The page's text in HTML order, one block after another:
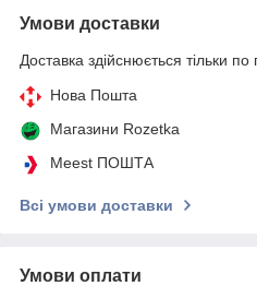
Умови доставки
Доставка здійснюється тільки по
Нова Пошта
Магазини Rozetka
Meest ПОШТА
Всі умови доставки
Умови оплати